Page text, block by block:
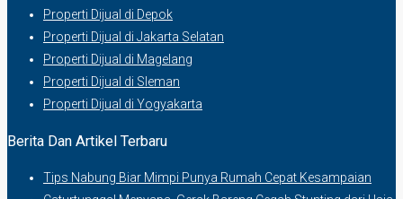
Properti Dijual di Depok
Properti Dijual di Jakarta Selatan
Properti Dijual di Magelang
Properti Dijual di Sleman
Properti Dijual di Yogyakarta
Berita Dan Artikel Terbaru
Tips Nabung Biar Mimpi Punya Rumah Cepat Kesampaian